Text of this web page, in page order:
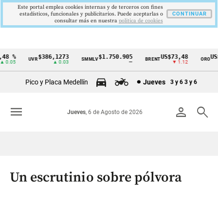
Cintillo
Colombia
% UVR$386,1273
▲ 0.03
SMMLV$1.750.905 BRENTUS$73,48
▼ 1.12
ORO
Pico y Placa Medellín Jueves 3 y 6 3 y 6
person search
Jueves, 6 de Agosto de 2026
menu
Un escrutinio sobre pólvora
Este portal emplea cookies internas y de terceros con fines
estadísticos, funcionales y publicitarios. Puede aceptarlas o
consultar más en nuestra politica de cookies
CONTINUAR